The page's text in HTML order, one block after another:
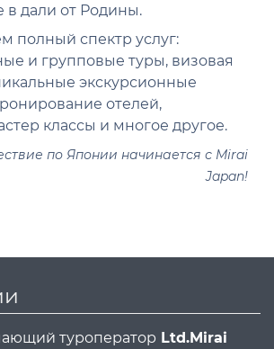
в дали от Родины.
полный спектр услуг:
и групповые туры, визовая
экскурсионные
отелей,
классы и многое другое.
по Японии начинается с Mirai
Japan!
туроператор Ltd.Mirai